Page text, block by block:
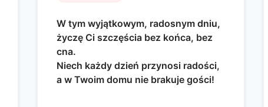
W tym wyjątkowym, radosnym dniu,
życzę Ci szczęścia bez końca, bez
cna.
Niech każdy dzień przynosi radości,
a w Twoim domu nie brakuje gości!